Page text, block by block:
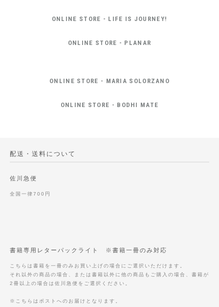
ONLINE STORE - LIFE IS JOURNEY!
ONLINE STORE - PLANAR
ONLINE STORE - MARIA SOLORZANO
ONLINE STORE - BODHI MATE
配送・送料について
佐川急便
全国一律700円
書籍専用レターパックライト ※書籍一冊のみ対応
こちらは書籍を一冊のみお買い上げの場合にご選択いただけます。
それ以外の商品の場合、または書籍以外に他の商品もご購入の場合、書籍が
2冊以上の場合は佐川急便をご選択ください。
※こちらはポストへのお届けとなります。